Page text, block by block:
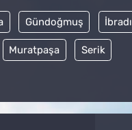
Gündoğmuş İbradı
Muratpaşa Serik